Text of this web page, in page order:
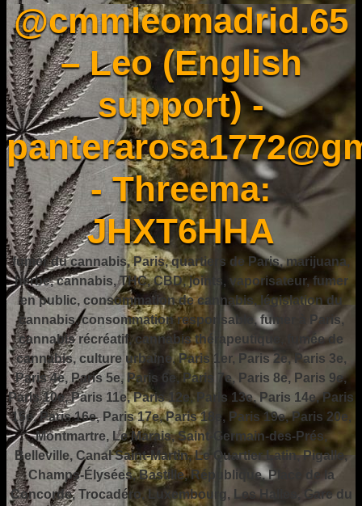
@cmmleomadrid.65
– Leo (English
support) -
- Threema:
JHXT6HHA
fumer du cannabis, Paris, quartiers de Paris, marijuana,
herbe, cannabis, THC, CBD, joints, vaporisateur, fumer
en public, consommation de cannabis, législation du
cannabis, consommation responsable, fumer à Paris,
cannabis récréatif, cannabis thérapeutique, fumée de
cannabis, culture urbaine, Paris 1er, Paris 2e, Paris 3e,
Paris 4e, Paris 5e, Paris 6e, Paris 7e, Paris 8e, Paris 9e,
Paris 10e, Paris 11e, Paris 12e, Paris 13e, Paris 14e, Paris
15e, Paris 16e, Paris 17e, Paris 18e, Paris 19e, Paris 20e,
Montmartre, Le Marais, Saint-Germain-des-Prés,
Belleville, Canal Saint-Martin, Le Quartier Latin, Pigalle,
Champs-Élysées, Bastille, République, Place de la
Concorde, Trocadéro, Luxembourg, Les Halles, Gare du